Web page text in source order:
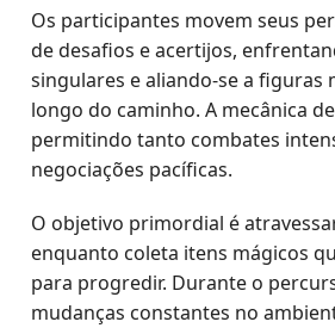
Os participantes movem seus
de desafios e acertijos,
singulares e aliando-se a figuras
longo do caminho. A mecânica
permitindo tanto combates
negociações pacíficas.
O objetivo primordial é
enquanto coleta itens mágicos
para progredir. Durante o
mudanças constantes no